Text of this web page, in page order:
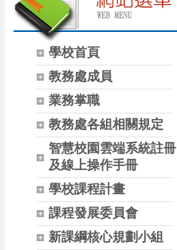
學校首頁
教務處成員
業務掌職
教務處各組相關規定
智慧校園雲端系統註冊
及線上操作手冊
學校課程計畫
課程發展委員會
新課綱核心規劃小組